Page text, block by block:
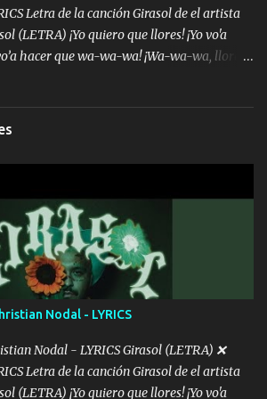
Letra de la canción Girasol de el artista
(LETRA) ¡Yo quiero que llores! ¡Yo vo'a
hacer que wa-wa-wa! ¡Wa-wa-wa, llores!
Cada que intentas rapear, cada que
que usa a todo el mundo pa' conectar
Gang" pero pisas a to'a tu gente Pa’ dar
me sabe a mierda, traigo un Balvin en los
le toca ser resiliente ¿Acaso eres
que mueves? Parcerito, abre los ojos y
Otro chiste malo son los nombres de tus
con la energía del diablo " ¿Si ...
Nodal - LYRICS
Nodal - LYRICS Girasol (LETRA) ❌
Letra de la canción Girasol de el artista
(LETRA) ¡Yo quiero que llores! ¡Yo vo'a